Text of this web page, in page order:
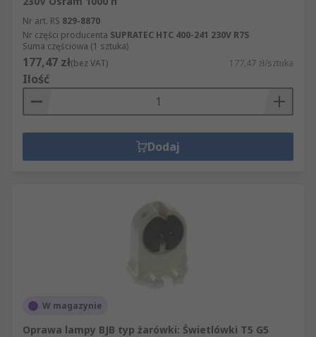
Nr art. RS 829-8870
Nr części producenta SUPRATEC HTC 400-241 230V R7S
Suma częściowa (1 sztuka)
177,47 zł(bez VAT) 177,47 zł/sztuka
Ilość
Dodaj
W magazynie
Oprawa lampy BJB typ żarówki: Świetlówki T5 G5